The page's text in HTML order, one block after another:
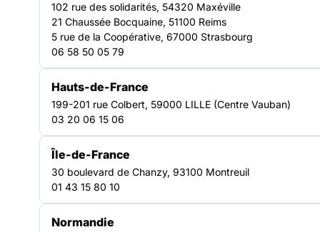
102 rue des solidarités, 54320 Maxéville
21 Chaussée Bocquaine, 51100 Reims
5 rue de la Coopérative, 67000 Strasbourg
06 58 50 05 79
Hauts-de-France
199-201 rue Colbert, 59000 LILLE (Centre Vauban)
03 20 06 15 06
Île-de-France
30 boulevard de Chanzy, 93100 Montreuil
01 43 15 80 10
Normandie